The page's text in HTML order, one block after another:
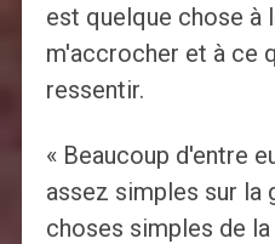
est quelque chose à
m'accrocher et à ce
ressentir.
« Beaucoup d'entre
assez simples sur la
choses simples de